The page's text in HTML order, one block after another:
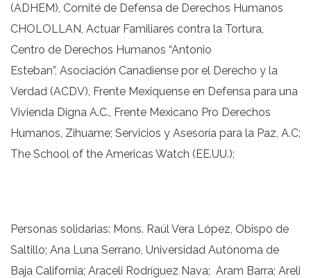
(ADHEM), Comité de Defensa de Derechos Humanos
CHOLOLLAN, Actuar Familiares contra la Tortura,
Centro de Derechos Humanos “Antonio
Esteban”, Asociación Canadiense por el Derecho y la
Verdad (ACDV), Frente Mexiquense en Defensa para una
Vivienda Digna A.C., Frente Mexicano Pro Derechos
Humanos, Zihuame; Servicios y Asesoría para la Paz, A.C;
The School of the Americas Watch (EE.UU.);
Personas solidarias: Mons. Raúl Vera López, Obispo de
Saltillo; Ana Luna Serrano, Universidad Autónoma de
Baja California; Araceli Rodríguez Nava; Aram Barra; Areli